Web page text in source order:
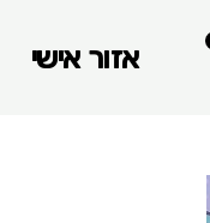
עגלת
קניותאזור אישי